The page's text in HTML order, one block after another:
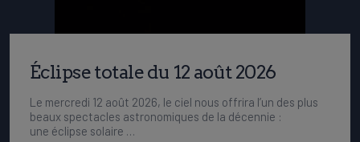
Éclipse totale du 12 août 2026
Le mercredi 12 août 2026, le ciel nous offrira l’un des plus
beaux spectacles astronomiques de la décennie :
une éclipse solaire …